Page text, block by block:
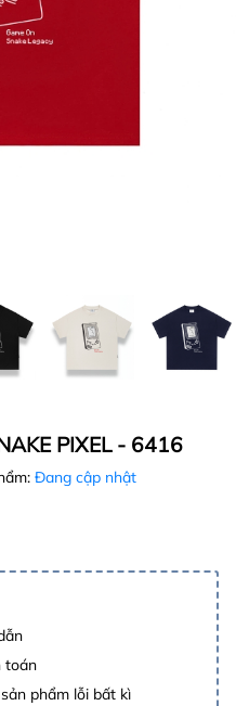
PIXEL - 6416
Đang cập nhật
toán
phẩm lỗi bất kì